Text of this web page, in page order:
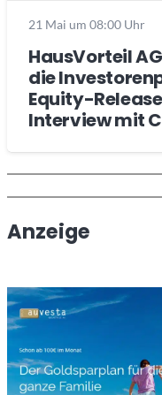
21 Mai um 08:00 Uhr
HausVorteil
die
Equity-
Interview mit
Anzeige